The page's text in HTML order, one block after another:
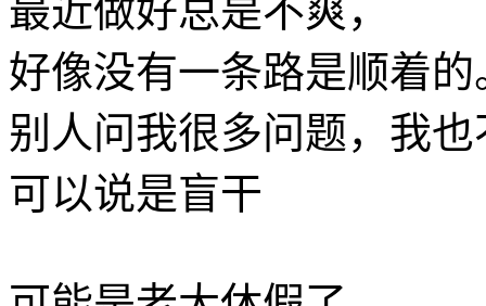
最近做好总是不爽，
好像没有一条路是顺着的
别人问我很多问题，我
可以说是盲干